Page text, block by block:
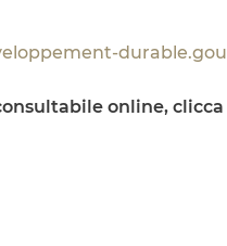
online,